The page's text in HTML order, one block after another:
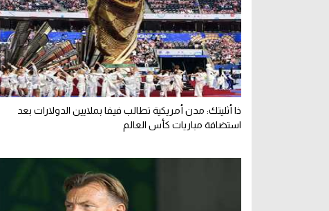
ذا أثليتك: مدن أمريكية تطالب فيفا بملايين الدولارات بعد
استضافة مباريات كأس العالم